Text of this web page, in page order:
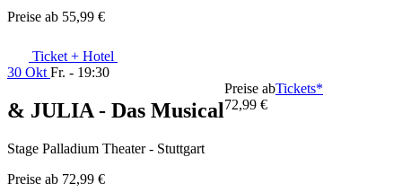
Preise ab 55,99 €
Ticket + Hotel
30 Okt Fr. - 19:30
& JULIA - Das Musical
Stage Palladium Theater - Stuttgart
Preise ab 72,99 €
Preise ab
72,99 €
Tickets*